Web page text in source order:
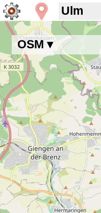
OSM ▾